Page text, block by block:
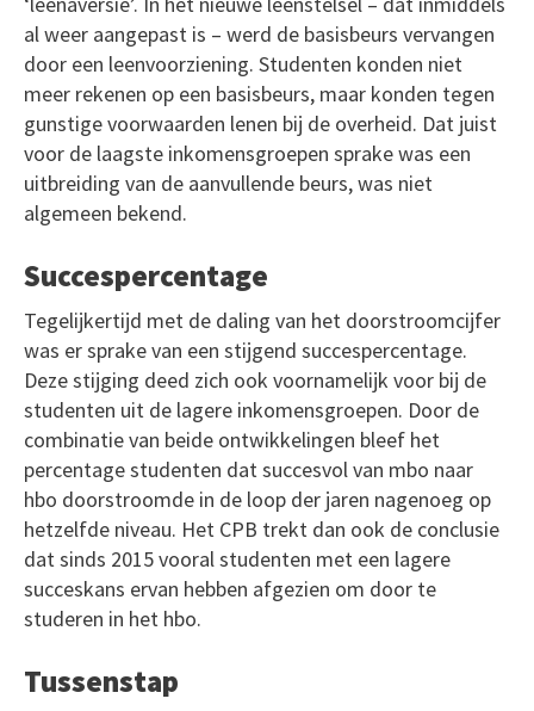
al weer aangepast is – werd de basisbeurs vervangen
door een leenvoorziening. Studenten konden niet
meer rekenen op een basisbeurs, maar konden tegen
gunstige voorwaarden lenen bij de overheid. Dat juist
voor de laagste inkomensgroepen sprake was een
uitbreiding van de aanvullende beurs, was niet
algemeen bekend.
Succespercentage
Tegelijkertijd met de daling van het doorstroomcijfer
was er sprake van een stijgend succespercentage.
Deze stijging deed zich ook voornamelijk voor bij de
studenten uit de lagere inkomensgroepen. Door de
combinatie van beide ontwikkelingen bleef het
percentage studenten dat succesvol van mbo naar
hbo doorstroomde in de loop der jaren nagenoeg op
hetzelfde niveau. Het CPB trekt dan ook de conclusie
dat sinds 2015 vooral studenten met een lagere
succeskans ervan hebben afgezien om door te
studeren in het hbo.
Tussenstap